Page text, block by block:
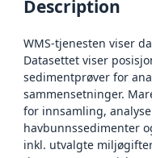
Description
WMS-tjenesten viser
Datasettet viser
sedimentprøver for
sammensetninger.
for innsamling,
havbunnssedimenter
inkl. utvalgte